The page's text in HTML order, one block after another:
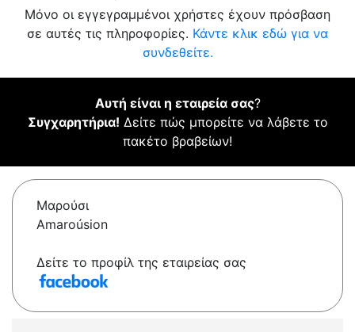
Μόνο οι εγγεγραμμένοι χρήστες έχουν πρόσβαση
σε αυτές τις πληροφορίες. Κάντε κλικ εδώ για να
συνδεθείτε.
Αυτή είναι η εταιρεία σας?
Συγχαρητήρια! Δείτε πώς μπορείτε να λάβετε το
πακέτο βραβείων!
Μαρούσι
Amaroúsion
Δείτε το προφίλ της εταιρείας σας